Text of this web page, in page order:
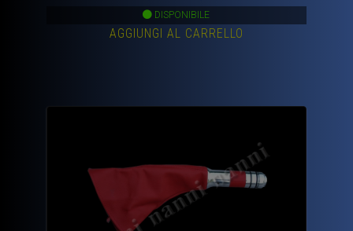
prezzo
originaleattuale
DISPONIBILE
AGGIUNGI AL CARRELLO